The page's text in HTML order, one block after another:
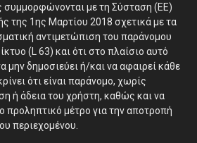
συμμορφώνονται με τη Σύσταση (ΕΕ)
της 1ης Μαρτίου 2018 σχετικά με τα
αντιμετώπιση του παράνομου
(L 63) και ότι στο πλαίσιο αυτό
μην δημοσιεύει ή/και να αφαιρεί κάθε
ότι είναι παράνομο, χωρίς
ή άδεια του χρήστη, καθώς και να
προληπτικό μέτρο για την αποτροπή
περιεχομένου.